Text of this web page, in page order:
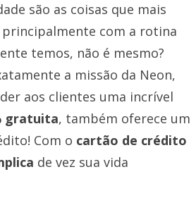
são as coisas que mais
principalmente com a rotina
temos, não é mesmo?
a missão da Neon,
aos clientes uma incrível
gratuita, também oferece um
Com o cartão de crédito
de vez sua vida